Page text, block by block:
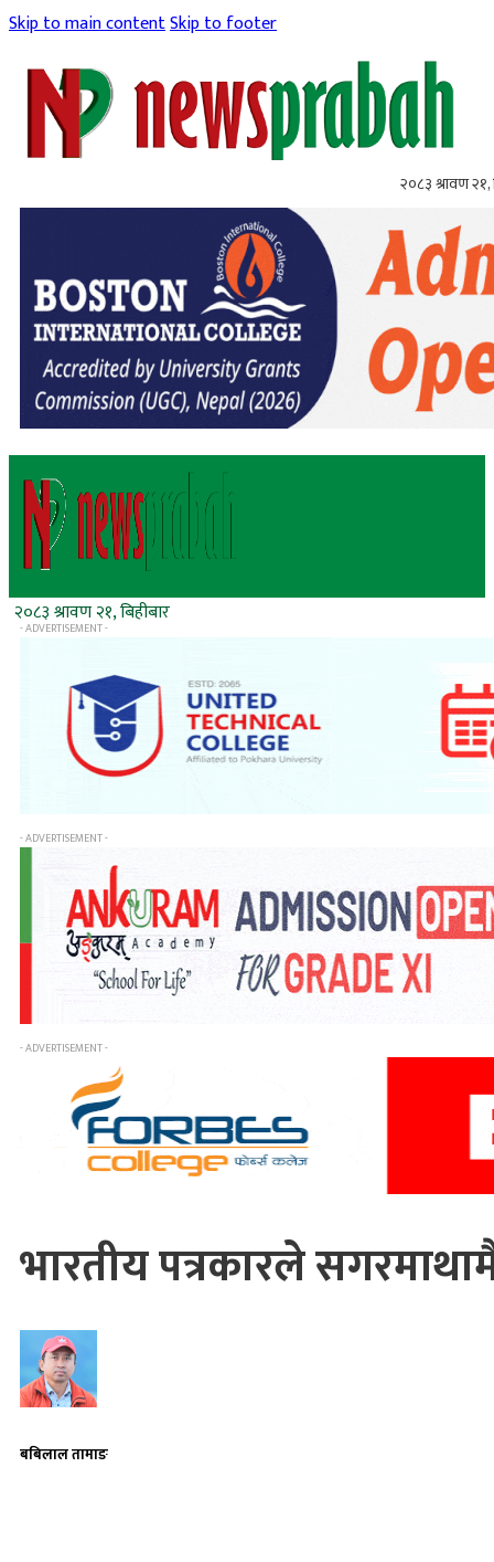
Skip to main contentSkip to footer
२०८३ श्रावण २१,
२०८३ श्रावण २१, बिहीबार
- ADVERTISEMENT -
- ADVERTISEMENT -
- ADVERTISEMENT -
भारतीय पत्रकारले
बबिलाल तामाङ